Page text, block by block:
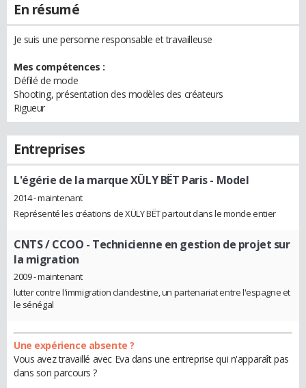
En résumé
Je suis une personne responsable et travailleuse
Mes compétences :
Défilé de mode
Shooting, présentation des modèles des créateurs
Rigueur
Entreprises
L'égérie de la marque XÜLY BËT Paris- Model
2014 - maintenant
Représenté les créations de XÜLY BËT partout dans le monde entier
CNTS / CCOO - Technicienne en gestion de projet sur
la migration
2009 - maintenant
lutter contre l'immigration clandestine, un partenariat entre l'espagne et
le sénégal
Une expérience absente ?
Vous avez travaillé avec Eva dans une entreprise qui n'apparaît pas
dans son parcours ?